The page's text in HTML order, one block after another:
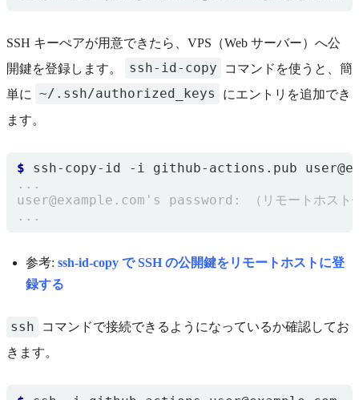
SSH キーぺアが用意できたら、VPS（Web サーバー）へ公
開鍵を登録します。
ssh-id-copy
コマンドを使うと、簡
単に
~/.ssh/authorized_keys
にエントリを追加でき
ます。
$
参考: ssh-id-copy で SSH の公開鍵をリモートホストに登
録する
ssh
コマンドで接続できるようになっているか確認してお
きます。